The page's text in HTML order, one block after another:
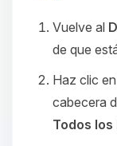
Vuelve al
de que
Haz clic en
cabecera
Todos los